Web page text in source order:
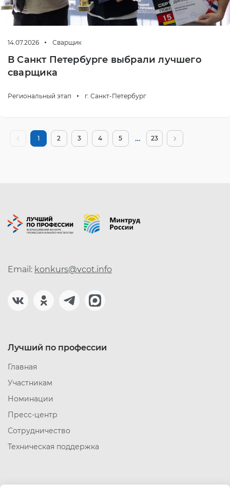
14.07.2026 Сварщик
В Санкт Петербурге выбрали лучшего
сварщика
Региональный этап г. Санкт-Петербург
1 2 3 4 5 … 23
Email: konkurs@vcot.info
Лучший по профессии
Главная
Участникам
Номинации
Пресс-центр
Сотрудничество
Техническая поддержка